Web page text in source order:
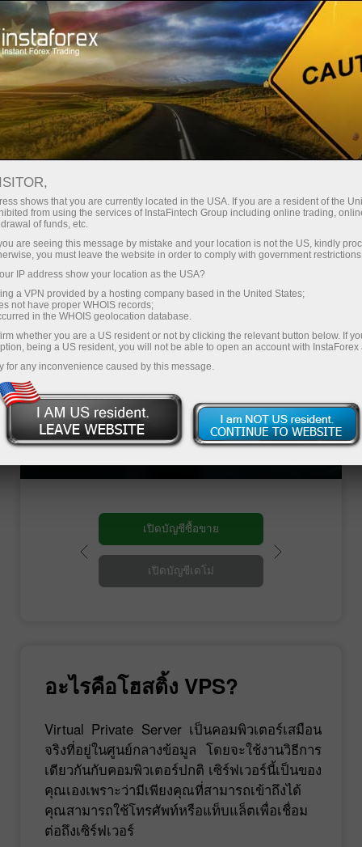
สำหรับเทรดเดอร์ เงื่อนไขการเทรด โฮสติ้ง VPS
โฮสติ้ง Forex VPS -
เซิร์ฟเวอร์เทรดที่รวดเร็ว
และเสถียร
VPS เป็นเครื่องมือที่จะช่วยให้คุณจัดการการซื้อ
ขายในตลาดฟอเร็กซ์ได้อย่างเหมาะสม เซิร์ฟเวอร์
มีพื้นที่จ่ายพลังงานสำรองที่ทำให้สามารถเข้าถึง
ได้และเชื่อถือได้ 24/7 มันได้รับการออกแบบมา
สำหรับเครื่องมือทุกอุปกรณ์ นอกจากนั้นมันมีการ
คุณสามารถซื้อขายในโหมดปกติของคุณได้
เนื่องจากคุณมีความคุ้นชินอยู่แล้วกับหน้าจอการ
ใช้งานแบบ Windows และการใช้งานผ่านทาง
คอมพิวเตอร์
เปิดบัญชีซื้อขาย
เปิดบัญชีเดโม่
อะไรคือโฮสติ้ง VPS?
Virtual Private Server เป็นคอมพิวเตอร์เสมือน
จริงที่อยู่ในศูนย์กลางข้อมูล โดยจะใช้งานวิธีการ
เดียวกันกับคอมพิวเตอร์ปกติ เซิร์ฟเวอร์นี้เป็นของ
คุณเองเพราะว่ามีเพียงคุณที่สามารถเข้าถึงได้
คุณสามารถใช้โทรศัพท์หรือแท็บแล็ตเพื่อเชื่อม
ต่อถึงเซิร์ฟเวอร์
shows that you are currently located in the USA. If you are a resident of the
from using the services of InstaFintech Group including online trading,
of funds, etc.
are seeing this message by mistake and your location is not the US, kindly
you must leave the website in order to comply with government
IP address show your location as the USA?
a VPN provided by a hosting company based in the United States;
not have proper WHOIS records;
in the WHOIS geolocation database.
whether you are a US resident or not by clicking the relevant button below. If
being a US resident, you will not be able to open an account with InstaForex
for any inconvenience caused by this message.